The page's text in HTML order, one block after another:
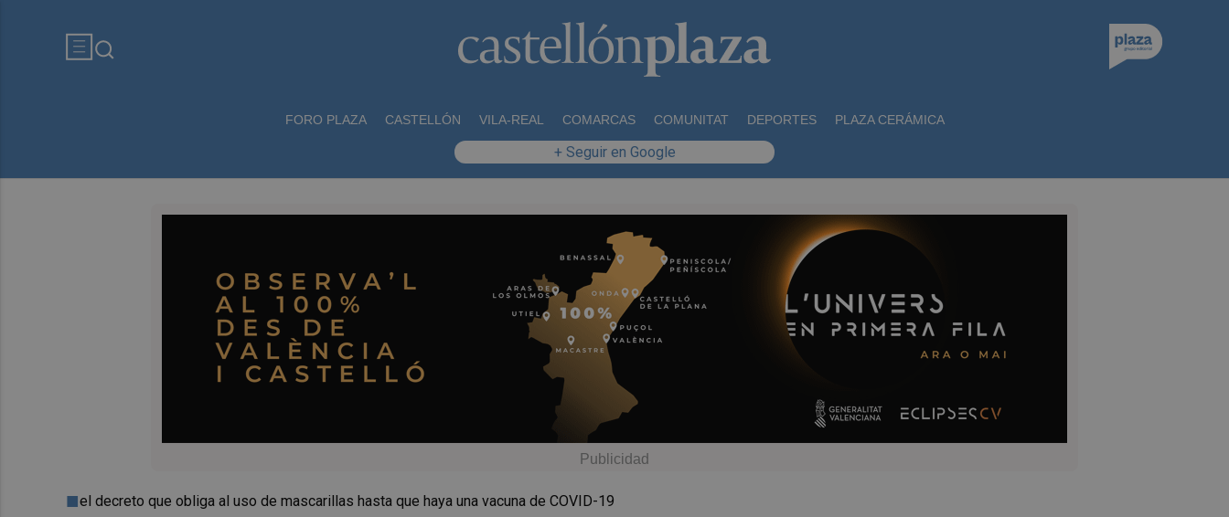
FORO PLAZA CASTELLÓN VILA-REAL COMARCAS COMUNITAT DEPORTES PLAZA CERÁMICA
+ Seguir en Google
el decreto que obliga al uso de mascarillas hasta que haya una vacuna de COVID-19